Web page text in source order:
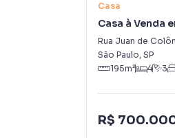
Casa
Casa à Venda
Rua Juan de
São Paulo, SP
195m² 4 3
R$